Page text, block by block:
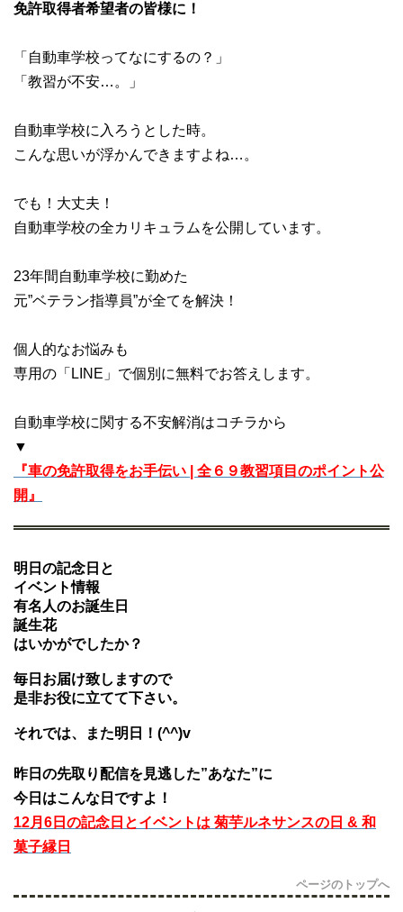
免許取得者希望者の皆様に！
「自動車学校ってなにするの？」
「教習が不安…。」
自動車学校に入ろうとした時。
こんな思いが浮かんできますよね…。
でも！大丈夫！
自動車学校の全カリキュラムを公開しています。
23年間自動車学校に勤めた
元”ベテラン指導員”が全てを解決！
個人的なお悩みも
専用の「LINE」で個別に無料でお答えします。
自動車学校に関する不安解消はコチラから
▼
『車の免許取得をお手伝い | 全６９教習項目のポイント公
開』
明日の記念日と
イベント情報
有名人のお誕生日
誕生花
はいかがでしたか？
毎日お届け致しますので
是非お役に立てて下さい。
それでは、また明日！(^^)v
昨日の先取り配信を見逃した”あなた”に
今日はこんな日ですよ！
12月6日の記念日とイベントは 菊芋ルネサンスの日 & 和
菓子縁日
ページのトップへ